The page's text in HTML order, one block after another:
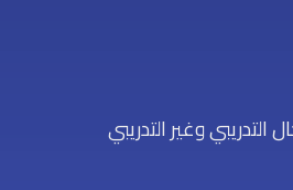
التدريبي وغير التدريبي